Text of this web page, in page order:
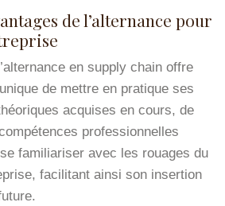
de l’alternance pour
en supply chain offre
de mettre en pratique ses
acquises en cours, de
professionnelles
familiariser avec les rouages du
facilitant ainsi son insertion